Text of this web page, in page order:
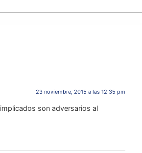
23 noviembre, 2015 a las 12:35 pm
son adversarios al